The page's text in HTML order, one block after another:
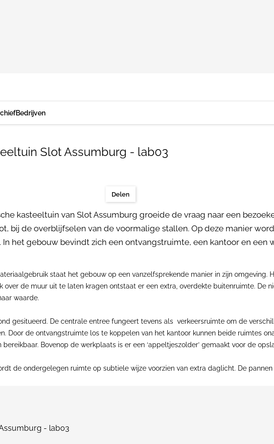
Bedrijven
Slot Assumburg - lab03
Delen
kasteeltuin van Slot Assumburg groeide de vraag naar een
bij de overblijfselen van de voormalige stallen. Op deze manier
het gebouw bevindt zich een ontvangstruimte, een kantoor en een
staat het gebouw op een vanzelfsprekende manier in zijn omgeving.
over de muur uit te laten kragen ontstaat er een extra, overdekte buitenruimte. De
waarde.
gesitueerd. De centrale entree fungeert tevens als verkeersruimte om de
Door de ontvangstruimte los te koppelen van het kantoor kunnen beide ruimtes
Bovenop de werkplaats is er een ‘appeltjeszolder’ gemaakt voor de
de ondergelegen ruimte op subtiele wijze voorzien van extra daglicht. De
- lab03